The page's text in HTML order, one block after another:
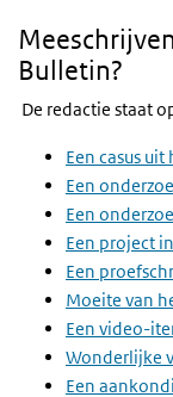
Bulletin?
De redactie staat
Een casus uit
Een
Een
Een project
Een
Moeite van
Een video-
Wonderlijke
Een